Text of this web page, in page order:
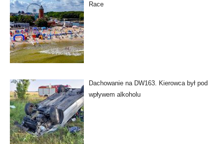
Race
Dachowanie na DW163. Kierowca był pod
wpływem alkoholu